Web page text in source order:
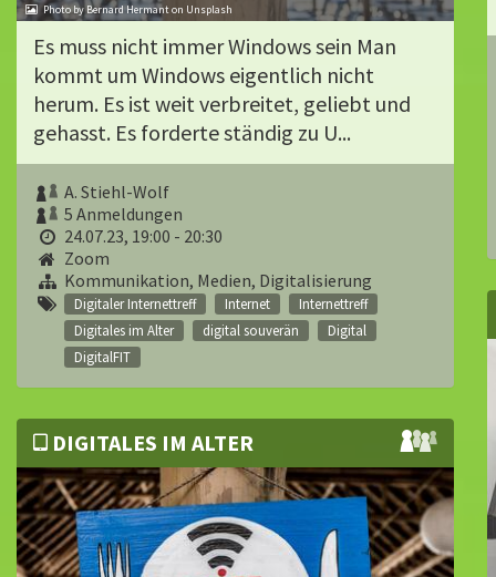
Photo by Bernard Hermant on Unsplash
Es muss nicht immer Windows sein Man
kommt um Windows eigentlich nicht
herum. Es ist weit verbreitet, geliebt und
gehasst. Es forderte ständig zu U...
A. Stiehl-Wolf
5 Anmeldungen
24.07.23, 19:00 - 20:30
Zoom
Kommunikation, Medien, Digitalisierung
Digitaler Internettreff Internet
Internettreff
Digitales im Alter
digital souverän
Digital
DigitalFIT
DIGITALES IM ALTER